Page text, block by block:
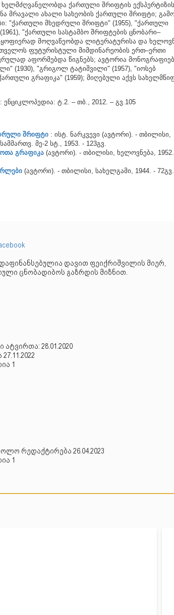
ხელმძღვანელობდა ქართული შრიფტის ექსპერტიზის
მრავალი ახალი სახეობის ქართული შრიფტი;
"ქართული მხედრული შრიფტი" (1955), "ქართული
"ქართული სასტამბო შრიფტების ცნობარი–
მოღვაწეობდა ლიტერატურისა და
ფუტურისტული მიმდინარეობის ერთ–ერთი
აფორმებდა წიგნებს; ავტორია
(1930), "გრიგოლ ტატიშვილი" (1957), "იოსებ
გრაფიკა" (1959); მიღებული აქვს
ტ.2. – თბ., 2012. – გვ.105
შრიფტი: ისტ. ნარკვევი (ავტორი). - თბილისი,
მე-2 სტ., 1953. - 123გვ.
გრაფიკა(ავტორი). - თბილისი, ხელოვნება,
(ავტორი). - თბილისი, სახელგამი, 1944. - 72გვ.
დავით ფეიქრიშვილის მიერ,
ცნობადიბოს გაზრდის მიზნით.
28.01.2020
1
რედაქტირება 26.04.2023
1